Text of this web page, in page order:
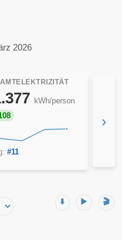
2026
kWh/person
#11
›
⬇️ ▶️ 🎬